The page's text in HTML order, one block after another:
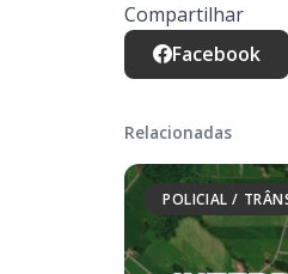
Mais dois
obras de
Marechal